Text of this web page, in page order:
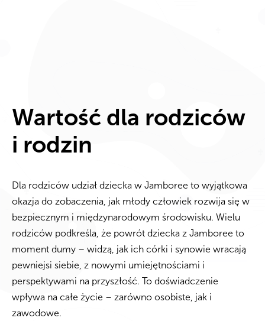
Wartość dla rodziców
i rodzin
Dla rodziców udział dziecka w Jamboree to wyjątkowa
okazja do zobaczenia, jak młody człowiek rozwija się w
bezpiecznym i międzynarodowym środowisku. Wielu
rodziców podkreśla, że powrót dziecka z Jamboree to
moment dumy – widzą, jak ich córki i synowie wracają
pewniejsi siebie, z nowymi umiejętnościami i
perspektywami na przyszłość. To doświadczenie
wpływa na całe życie – zarówno osobiste, jak i
zawodowe.